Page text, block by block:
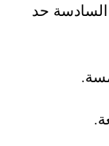
للدرجة السادسة حد